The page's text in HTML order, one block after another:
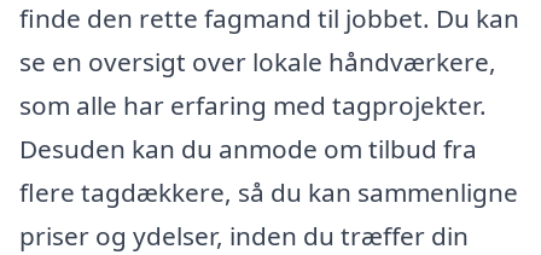
finde den rette fagmand til jobbet. Du kan
se en oversigt over lokale håndværkere,
som alle har erfaring med tagprojekter.
Desuden kan du anmode om tilbud fra
flere tagdækkere, så du kan sammenligne
priser og ydelser, inden du træffer din